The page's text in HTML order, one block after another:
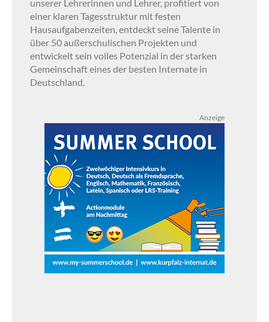
unserer Lehrerinnen und Lehrer, profitiert von
einer klaren Tagesstruktur mit festen
Hausaufgabenzeiten, entdeckt seine Talente in
über 50 außerschulischen Projekten und
entwickelt sein volles Potenzial in der starken
Gemeinschaft eines der besten Internate in
Deutschland.
Anzeige